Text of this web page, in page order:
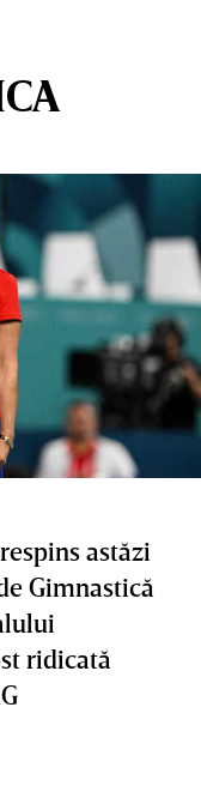
astăzi
Gimnastică
ridicată